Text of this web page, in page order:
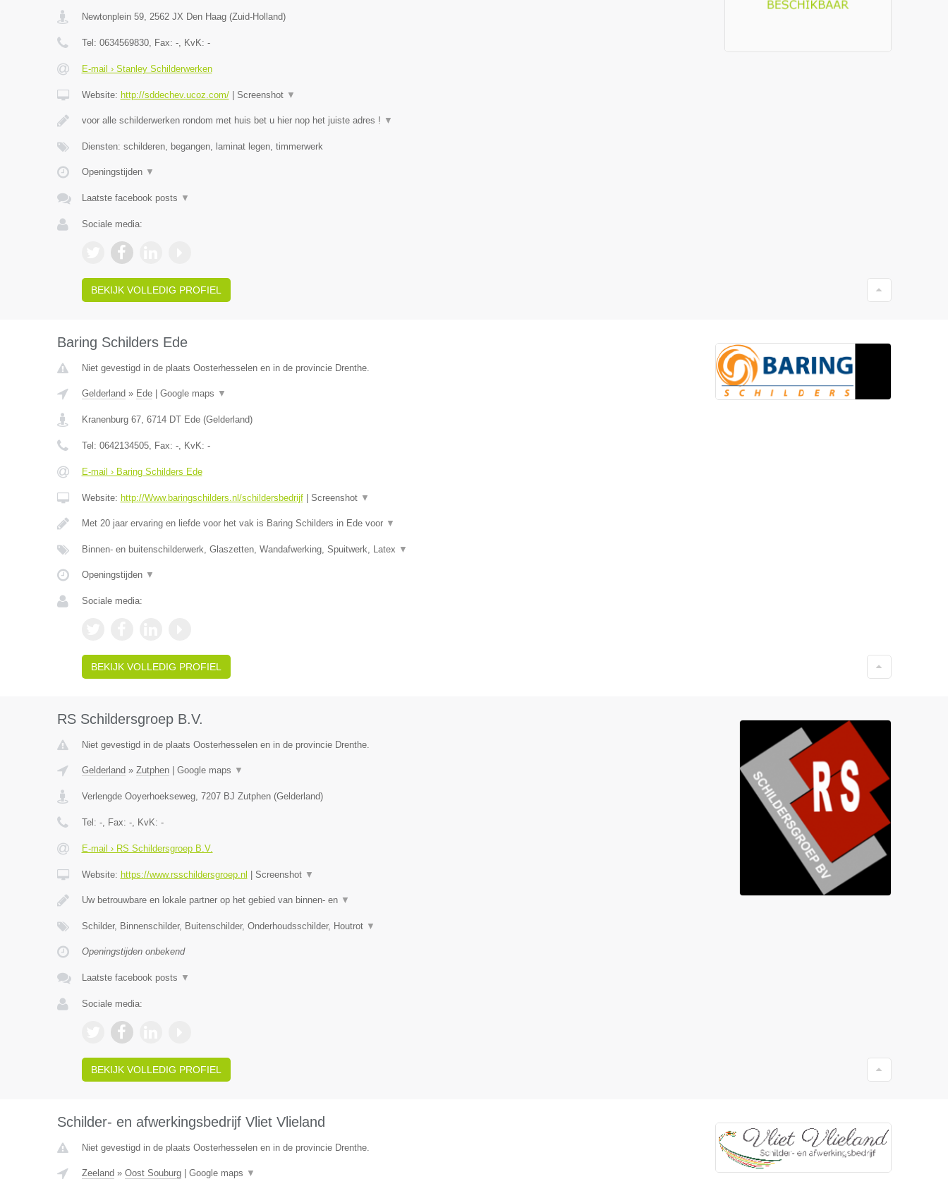
Newtonplein 59, 2562 JX Den Haag(Zuid-Holland)
Tel: 0634569830, Fax: -, KvK: -
E-mail › Stanley Schilderwerken
Website: http://sddechev.ucoz.com/| Screenshot ▼
voor alle schilderwerken rondom met huis bet u hier nop het juiste adres ! ▼
Diensten: schilderen, begangen, laminat legen, timmerwerk
Openingstijden ▼
Laatste facebook posts ▼
Sociale media:
BEKIJK VOLLEDIG PROFIEL
Baring Schilders Ede
Niet gevestigd in de plaats Oosterhesselen en in de provincie Drenthe.
Gelderland » Ede| Google maps ▼
Kranenburg 67, 6714 DT Ede(Gelderland)
Tel: 0642134505, Fax: -, KvK: -
E-mail › Baring Schilders Ede
Website: http://Www.baringschilders.nl/schildersbedrijf| Screenshot ▼
Met 20 jaar ervaring en liefde voor het vak is Baring Schilders in Ede voor ▼
Binnen- en buitenschilderwerk, Glaszetten, Wandafwerking, Spuitwerk, Latex ▼
Openingstijden ▼
Sociale media:
BEKIJK VOLLEDIG PROFIEL
RS Schildersgroep B.V.
Niet gevestigd in de plaats Oosterhesselen en in de provincie Drenthe.
Gelderland » Zutphen| Google maps ▼
Verlengde Ooyerhoekseweg, 7207 BJ Zutphen(Gelderland)
Tel: -, Fax: -, KvK: -
E-mail › RS Schildersgroep B.V.
Website: https://www.rsschildersgroep.nl Screenshot ▼
Uw betrouwbare en lokale partner op het gebied van binnen- en ▼
Schilder, Binnenschilder, Buitenschilder, Onderhoudsschilder, Houtrot ▼
Openingstijden onbekend
Laatste facebook posts ▼
Sociale media:
BEKIJK VOLLEDIG PROFIEL
Schilder- en afwerkingsbedrijf Vliet Vlieland
Niet gevestigd in de plaats Oosterhesselen en in de provincie Drenthe.
Zeeland » Oost Souburg| Google maps ▼